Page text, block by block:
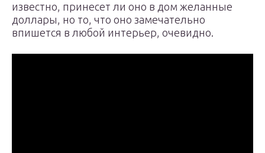
известно, принесет ли оно в дом желанные
доллары, но то, что оно замечательно
впишется в любой интерьер, очевидно.